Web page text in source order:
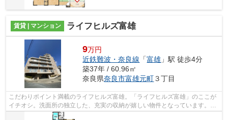
賃貸 | マンション ライフヒルズ富雄
9万円
近鉄難波・奈良線 「富雄 」駅 徒歩4分
築37年 / 60.96㎡
奈良県奈良市富雄元町３丁目
こだわりポイント満載のライフヒルズ富雄。「ライフヒルズ富雄」のここが
イチオシ。洗面所の独立した、充実の収納が嬉しい物件となっています。料
理を一気に作れるため毎日忙しい人に...